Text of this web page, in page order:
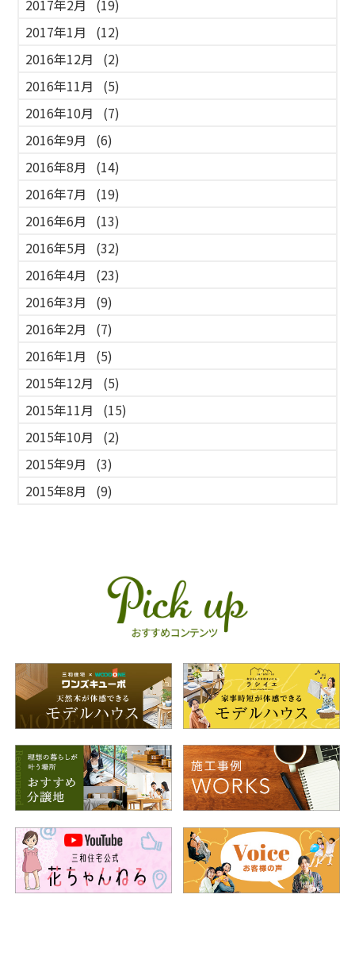
2017年2月
(19)
2017年1月
(12)
2016年12月
(2)
2016年11月
(5)
2016年10月
(7)
2016年9月
(6)
2016年8月
(14)
2016年7月
(19)
2016年6月
(13)
2016年5月
(32)
2016年4月
(23)
2016年3月
(9)
2016年2月
(7)
2016年1月
(5)
2015年12月
(5)
2015年11月
(15)
2015年10月
(2)
2015年9月
(3)
2015年8月
(9)